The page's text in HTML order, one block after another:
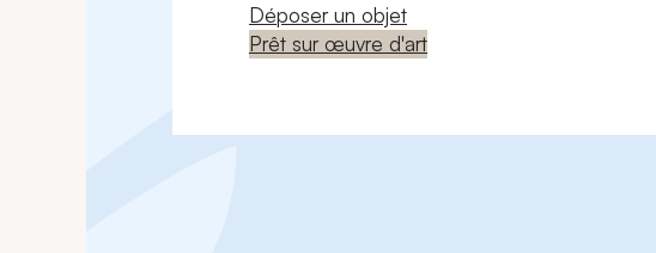
Déposer un objet
Prêt sur œuvre d'art